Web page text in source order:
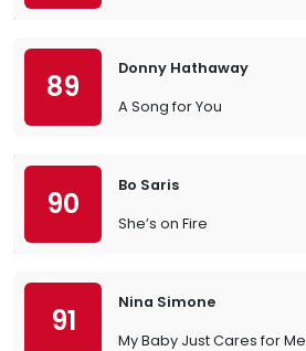
89
Donny Hathaway
A Song for You
90
Bo Saris
She’s on Fire
91
Nina Simone
My Baby Just Cares for Me